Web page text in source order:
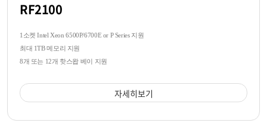
RF2100
1소켓 Intel Xeon 6500P/6700E or P Series 지원
최대 1TB 메모리 지원
8개 또는 12개 핫스왑 베이 지원
자세히보기